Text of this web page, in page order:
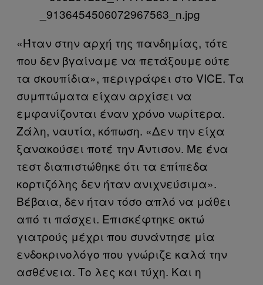
«Ήταν στην αρχή της πανδημίας, τότε
που δεν βγαίναμε να πετάξουμε ούτε
τα σκουπίδια», περιγράφει στο VICE. Τα
συμπτώματα είχαν αρχίσει να
εμφανίζονται έναν χρόνο νωρίτερα.
Ζάλη, ναυτία, κόπωση. «Δεν την είχα
ξανακούσει ποτέ την Άντισον. Με ένα
τεστ διαπιστώθηκε ότι τα επίπεδα
κορτιζόλης δεν ήταν ανιχνεύσιμα».
Βέβαια, δεν ήταν τόσο απλό να μάθει
από τι πάσχει. Επισκέφτηκε οκτώ
γιατρούς μέχρι που συνάντησε μία
ενδοκρινολόγο που γνώριζε καλά την
ασθένεια. Το λες και τύχη. Και η